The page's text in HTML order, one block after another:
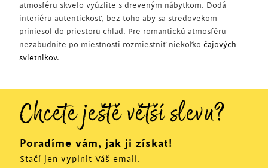
atmosféru skvelo vyúzlite s dreveným nábytkom. Dodá
interiéru autentickosť, bez toho aby sa stredovekom
priniesol do priestoru chlad. Pre romantickú atmosféru
nezabudnite po miestnosti rozmiestniť niekoľko čajových
svietnikov.
Chcete ještě větší slevu?
Poradíme vám, jak ji získat!
Stačí jen vyplnit Váš email.